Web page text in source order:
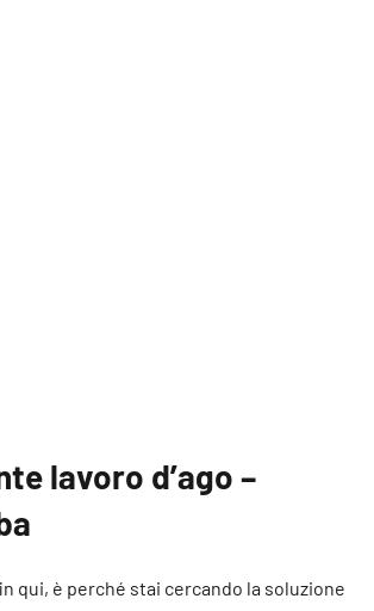
lavoro d’ago –
qui, è perché stai cercando la soluzione